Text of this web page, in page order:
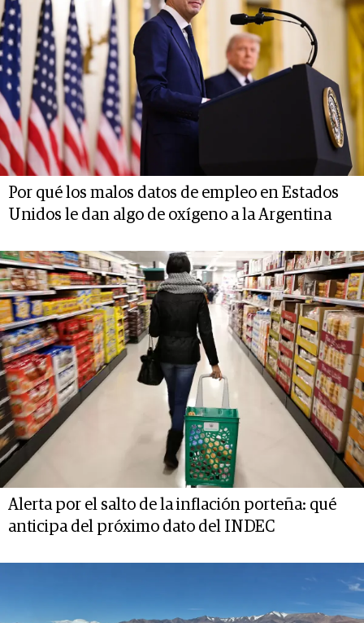
Por qué los malos datos de empleo en Estados
Unidos le dan algo de oxígeno a la Argentina
Alerta por el salto de la inflación porteña: qué
anticipa del próximo dato del INDEC